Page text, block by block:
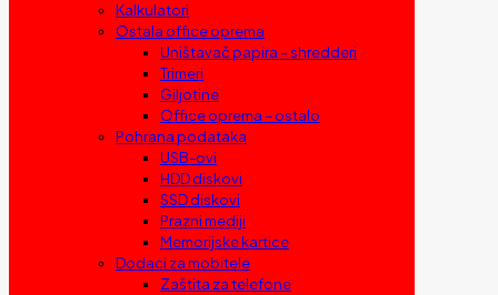
Kalkulatori
Ostala office oprema
Uništavač papira – shredderi
Trimeri
Giljotine
Office oprema – ostalo
Pohrana podataka
USB-ovi
HDD diskovi
SSD diskovi
Prazni mediji
Memorijske kartice
Dodaci za mobitele
Zaštita za telefone